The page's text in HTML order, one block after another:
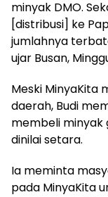
minyak DMO.
[distribusi] ke
jumlahnya
ujar Busan,
Meski MinyaKita
daerah, Budi
membeli minyak
dinilai setara.
Ia meminta
pada MinyaKita